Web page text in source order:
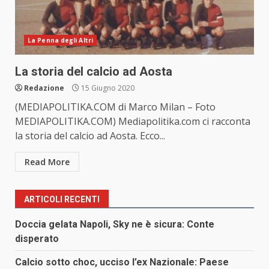
La Penna degli Altri
La storia del calcio ad Aosta
Redazione 15 Giugno 2020
(MEDIAPOLITIKA.COM di Marco Milan – Foto
MEDIAPOLITIKA.COM) Mediapolitika.com ci racconta
la storia del calcio ad Aosta. Ecco...
Read More
ARTICOLI RECENTI
Doccia gelata Napoli, Sky ne è sicura: Conte
disperato
Calcio sotto choc, ucciso l’ex Nazionale: Paese